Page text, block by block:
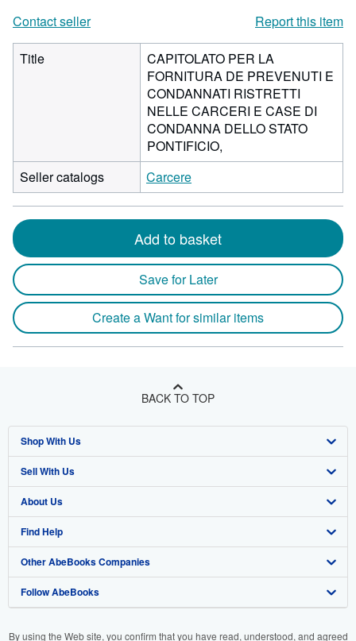
Contact seller
Report this item
Title
CAPITOLATO PER LA
FORNITURA DE PREVENUTI E
CONDANNATI RISTRETTI
NELLE CARCERI E CASE DI
CONDANNA DELLO STATO
PONTIFICIO,
Seller catalogs
Carcere
Add to basket
Save for Later
Create a Want for similar items
BACK TO TOP
Shop With Us
Advanced Search
Browse Collections
My Account
My Orders
View Basket
Sell With Us
Start Selling
Join Our Affiliate Program
Book Buyback
Refer a seller
About Us
About AbeBooks
Media
Careers
Find Help
Help
Customer Support
Other AbeBooks Companies
AbeBooks.co.uk
Follow AbeBooks
By using the Web site, you confirm that you have read, understood, and agreed